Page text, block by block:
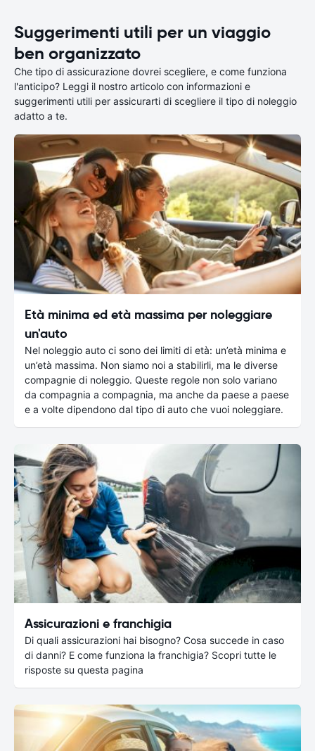
Suggerimenti utili per un viaggio
ben organizzato
Che tipo di assicurazione dovrei scegliere, e come funziona
l'anticipo? Leggi il nostro articolo con informazioni e
suggerimenti utili per assicurarti di scegliere il tipo di noleggio
adatto a te.
Età minima ed età massima per noleggiare
un'auto
Nel noleggio auto ci sono dei limiti di età: un’età minima e
un’età massima. Non siamo noi a stabilirli, ma le diverse
compagnie di noleggio. Queste regole non solo variano
da compagnia a compagnia, ma anche da paese a paese
e a volte dipendono dal tipo di auto che vuoi noleggiare.
Assicurazioni e franchigia
Di quali assicurazioni hai bisogno? Cosa succede in caso
di danni? E come funziona la franchigia? Scopri tutte le
risposte su questa pagina